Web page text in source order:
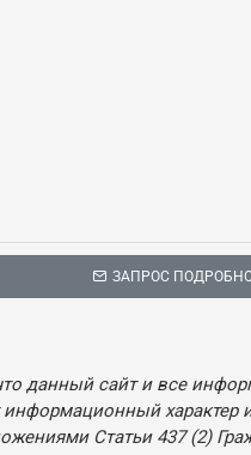
ЗАПРОС
данный сайт и все
характер
Статьи 437 (2)